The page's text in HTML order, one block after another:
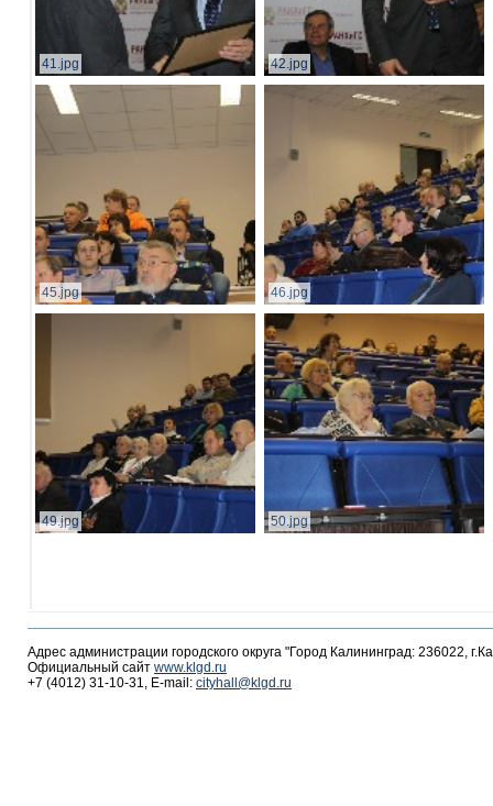
41.jpg 42.jpg
45.jpg 46.jpg
49.jpg 50.jpg
Адрес администрации городского округа "Город Калининград: 236022,
Официальный сайт www.klgd.ru
+7 (4012) 31-10-31, E-mail: cityhall@klgd.ru